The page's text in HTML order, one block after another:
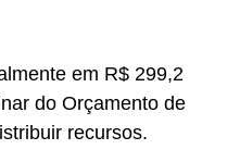
em R$ 299,2
do Orçamento de
recursos.